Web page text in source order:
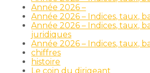
Année 2026 –
Année 2026 – Indices, taux,
Année 2026 – Indices, taux,
juridiques
Année 2026 – Indices, taux,
chiffres
histoire
Le coin du dirigeant